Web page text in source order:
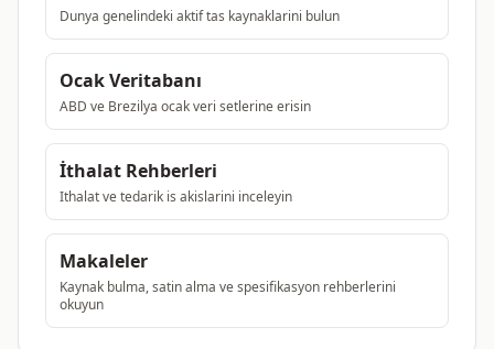
Dunya genelindeki aktif tas kaynaklarini bulun
Ocak Veritabanı
ABD ve Brezilya ocak veri setlerine erisin
İthalat Rehberleri
Ithalat ve tedarik is akislarini inceleyin
Makaleler
Kaynak bulma, satin alma ve spesifikasyon rehberlerini
okuyun